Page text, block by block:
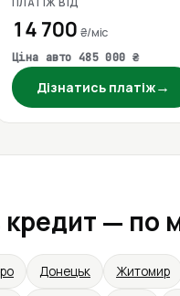
14 700 ₴/міс
Ціна авто 485 000 ₴
Дізнатись платіж→
— по
Донецьк Житомир